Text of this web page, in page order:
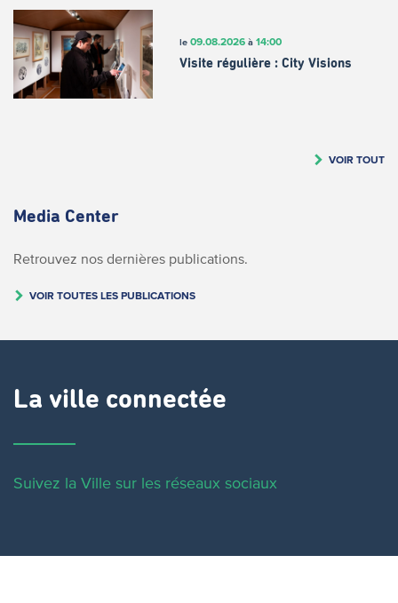
le 09.08.2026à 14:00
Visite régulière : City Visions
VOIR TOUT
Media Center
Retrouvez nos dernières publications.
VOIR TOUTES LES PUBLICATIONS
La ville connectée
Suivez la Ville sur les réseaux sociaux